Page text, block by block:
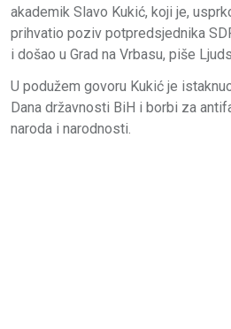
akademik Slavo Kukić, koji je,
prihvatio poziv potpredsjednika
i došao u Grad na Vrbasu, piše
U podužem govoru Kukić je
Dana državnosti BiH i borbi za
naroda i narodnosti.